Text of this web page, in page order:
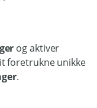
og aktiver
foretrukne unikke
.